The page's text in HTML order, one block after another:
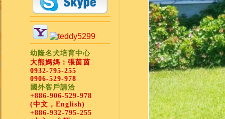
幼隆名犬培育中心
大熊媽媽：張茵茵
0932-795-255
0906-529-978
國外客戶請洽
+886-906-529-978
(中文，English)
+886-932-795-255